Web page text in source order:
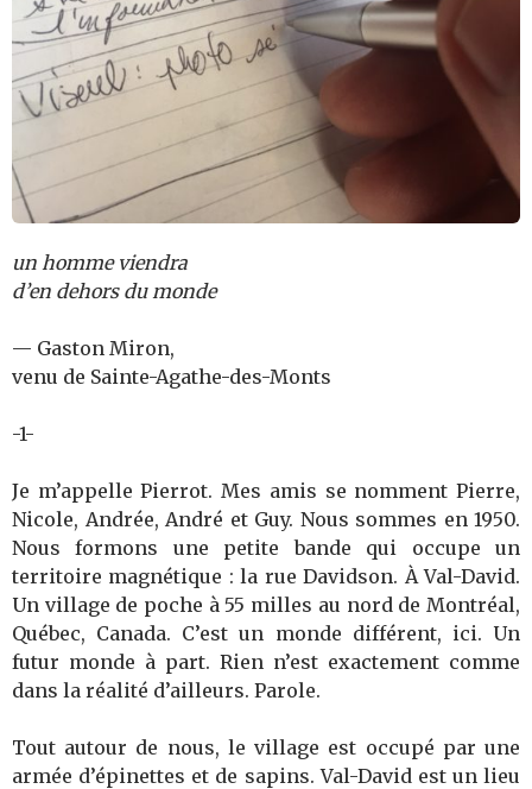
un homme viendra
d’en dehors du monde
— Gaston Miron,
venu de Sainte-Agathe-des-Monts
-1-
Je m’appelle Pierrot. Mes amis se nomment Pierre,
Nicole, Andrée, André et Guy. Nous sommes en 1950.
Nous formons une petite bande qui occupe un
territoire magnétique : la rue Davidson. À Val-David.
Un village de poche à 55 milles au nord de Montréal,
Québec, Canada. C’est un monde différent, ici. Un
futur monde à part. Rien n’est exactement comme
dans la réalité d’ailleurs. Parole.
Tout autour de nous, le village est occupé par une
armée d’épinettes et de sapins. Val-David est un lieu